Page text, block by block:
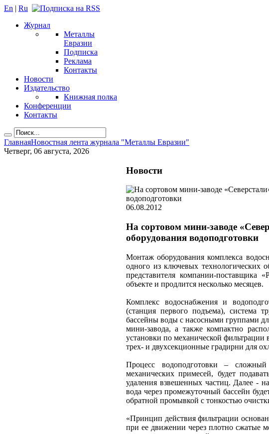
En | Ru
Журнал
Металлы
Евразии
Подписка
Реклама
Контакты
Новости
Издательство
Книжная полка
Конференции
Контакты
ГлавнаяНовостная лента журнала "Металлы Евразии"
Четверг, 06 августа, 2026
Новости
06.08.2012
На сортовом мини-заводе
оборудования водоподготовки
Монтаж оборудования комплекса
одного из ключевых технологических
представителя компании-поставщика
объекте и продлится несколько месяцев.
Комплекс водоснабжения и
(станция первого подъема), система
бассейны воды с насосными группами
мини-завода, а также компактно
установки по механической фильтрации
трех- и двухсекционные градирни для
Процесс водоподготовки –
механических примесей, будет
удаления взвешенных частиц. Далее -
вода через промежуточный бассейн
обратной промывкой с тонкостью
«Принцип действия фильтрации
при ее движении через плотно сжатые